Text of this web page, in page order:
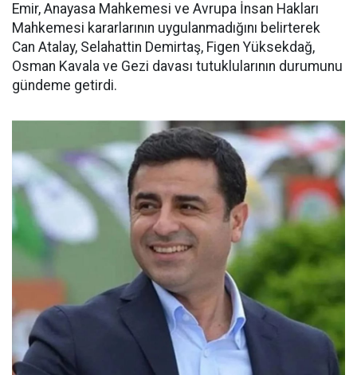
Emir, Anayasa Mahkemesi ve Avrupa İnsan Hakları
Mahkemesi kararlarının uygulanmadığını belirterek
Can Atalay, Selahattin Demirtaş, Figen Yüksekdağ,
Osman Kavala ve Gezi davası tutuklularının durumunu
gündeme getirdi.